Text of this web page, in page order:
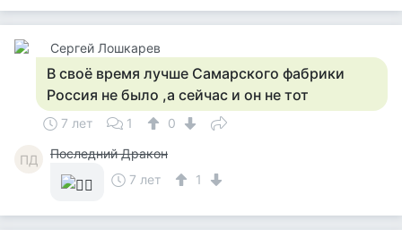
Сергей Лошкарев
В своё время лучше Самарского фабрики
Россия не было ,а сейчас и он не тот
7 лет 1 0
ПД
Последний Дракон
7 лет
1